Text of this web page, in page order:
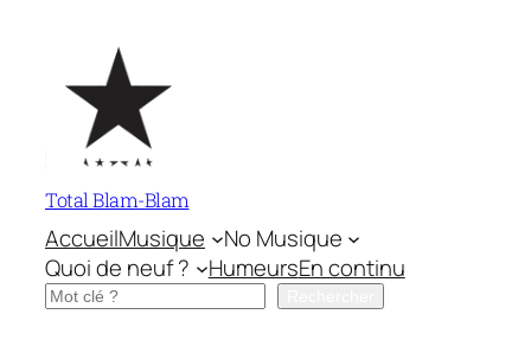
contenu
Total Blam-Blam
AccueilMusique
No Musique
Quoi de neuf ?
HumeursEn continu
Rechercher